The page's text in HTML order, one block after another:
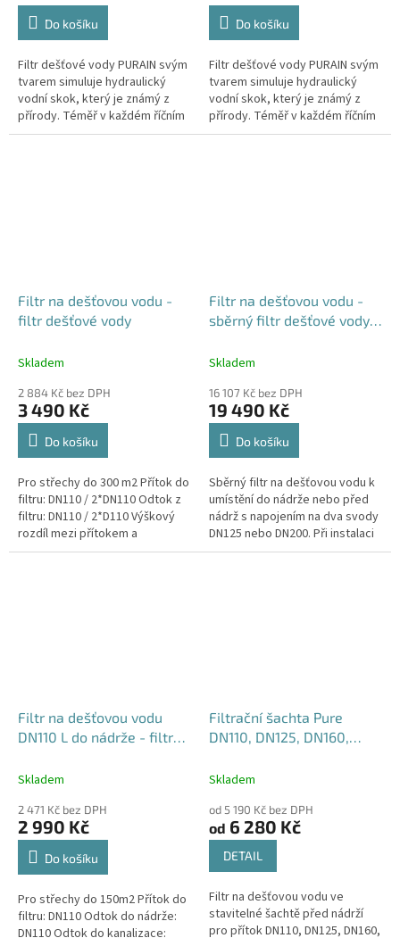
Do košíku
Filtr dešťové vody PURAIN svým
tvarem simuluje hydraulický
vodní skok, který je známý z
přírody. Téměř v každém říčním
proudu můžete pozorovat, jak
Do košíku
Filtr dešťové vody PURAIN svým
tvarem simuluje hydraulický
vodní skok, který je známý z
přírody. Téměř v každém říčním
proudu můžete pozorovat, jak
Filtr na dešťovou vodu -
filtr dešťové vody
Skladem
2 884 Kč bez DPH
3 490 Kč
Do košíku
Pro střechy do 300 m2 Přítok do
filtru: DN110 / 2*DN110 Odtok z
filtru: DN110 / 2*D110 Výškový
rozdíl mezi přítokem a
odtokem: 30 cm
Filtr na dešťovou vodu -
sběrný filtr dešťové vody
DN200
Skladem
16 107 Kč bez DPH
19 490 Kč
Do košíku
Sběrný filtr na dešťovou vodu k
umístění do nádrže nebo před
nádrž s napojením na dva svody
DN125 nebo DN200. Při instalaci
v nádrži doporučujeme v
Filtr na dešťovou vodu
DN110 L do nádrže - filtr
Skladem
2 471 Kč bez DPH
2 990 Kč
Do košíku
Pro střechy do 150m2 Přítok do
filtru: DN110 Odtok do nádrže:
DN110 Odtok do kanalizace:
Filtrační šachta Pure
DN110, DN125, DN160,
dešťové vody v šachtě
Skladem
od 5 190 Kč bez DPH
od 6 280 Kč
DETAIL
Filtr na dešťovou vodu ve
stavitelné šachtě před nádrží
pro přítok DN110, DN125, DN160,